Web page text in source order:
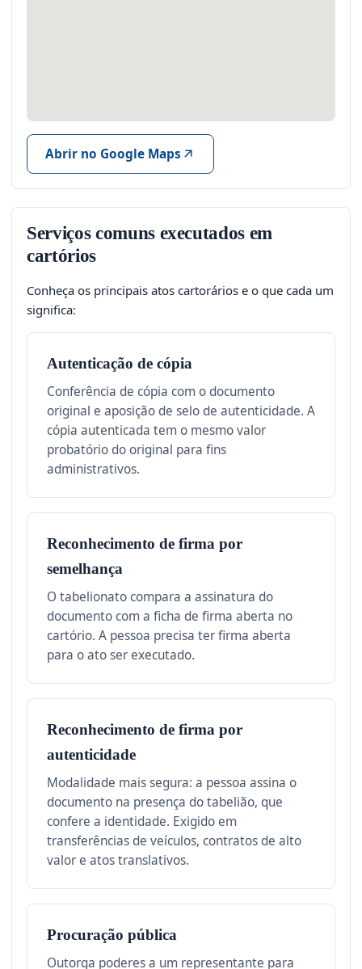
Abrir no Google Maps
Serviços comuns executados em
cartórios
Conheça os principais atos cartorários e o que cada um
significa:
Autenticação de cópia
Conferência de cópia com o documento
original e aposição de selo de autenticidade. A
cópia autenticada tem o mesmo valor
probatório do original para fins
administrativos.
Reconhecimento de firma por
semelhança
O tabelionato compara a assinatura do
documento com a ficha de firma aberta no
cartório. A pessoa precisa ter firma aberta
para o ato ser executado.
Reconhecimento de firma por
autenticidade
Modalidade mais segura: a pessoa assina o
documento na presença do tabelião, que
confere a identidade. Exigido em
transferências de veículos, contratos de alto
valor e atos translativos.
Procuração pública
Outorga poderes a um representante para